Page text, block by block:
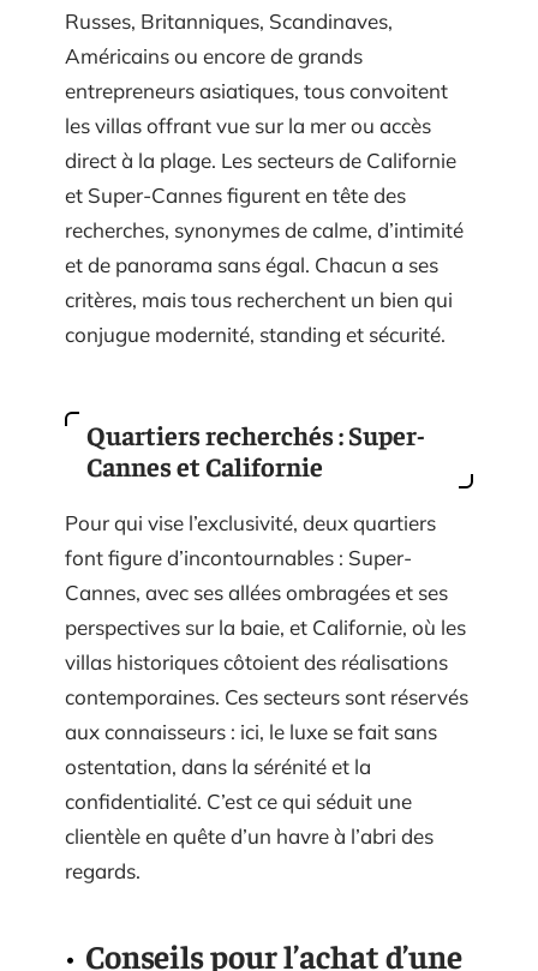
Russes, Britanniques, Scandinaves,
Américains ou encore de grands
entrepreneurs asiatiques, tous convoitent
les villas offrant vue sur la mer ou accès
direct à la plage. Les secteurs de Californie
et Super-Cannes figurent en tête des
recherches, synonymes de calme, d’intimité
et de panorama sans égal. Chacun a ses
critères, mais tous recherchent un bien qui
conjugue modernité, standing et sécurité.
Quartiers recherchés : Super-
Cannes et Californie
Pour qui vise l’exclusivité, deux quartiers
font figure d’incontournables : Super-
Cannes, avec ses allées ombragées et ses
perspectives sur la baie, et Californie, où les
villas historiques côtoient des réalisations
contemporaines. Ces secteurs sont réservés
aux connaisseurs : ici, le luxe se fait sans
ostentation, dans la sérénité et la
confidentialité. C’est ce qui séduit une
clientèle en quête d’un havre à l’abri des
regards.
Conseils pour l’achat d’une